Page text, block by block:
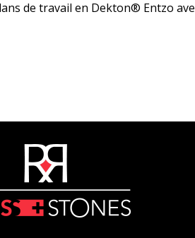
de travail en Dekton® Entzo